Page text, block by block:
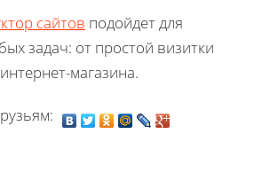
сайтов подойдет для
задач: от простой визитки
магазина.